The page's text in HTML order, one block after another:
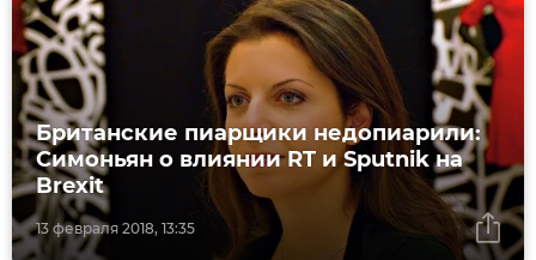
13 февраля 2018, 13:35
Британские пиарщики недопиарили:
Симоньян о влиянии RT и Sputnik на
Brexit